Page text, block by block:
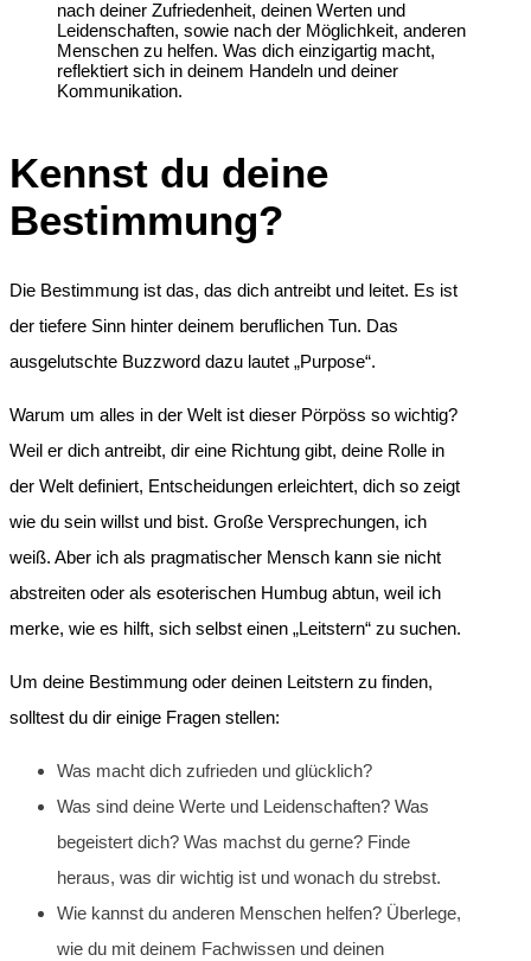
nach deiner Zufriedenheit, deinen Werten und
Leidenschaften, sowie nach der Möglichkeit, anderen
Menschen zu helfen. Was dich einzigartig macht,
reflektiert sich in deinem Handeln und deiner
Kommunikation.
Kennst du deine
Bestimmung?
Die Bestimmung ist das, das dich antreibt und leitet. Es ist
der tiefere Sinn hinter deinem beruflichen Tun. Das
ausgelutschte Buzzword dazu lautet „Purpose“.
Warum um alles in der Welt ist dieser Pörpöss so wichtig?
Weil er dich antreibt, dir eine Richtung gibt, deine Rolle in
der Welt definiert, Entscheidungen erleichtert, dich so zeigt
wie du sein willst und bist. Große Versprechungen, ich
weiß. Aber ich als pragmatischer Mensch kann sie nicht
abstreiten oder als esoterischen Humbug abtun, weil ich
merke, wie es hilft, sich selbst einen „Leitstern“ zu suchen.
Um deine Bestimmung oder deinen Leitstern zu finden,
solltest du dir einige Fragen stellen:
Was macht dich zufrieden und glücklich?
Was sind deine Werte und Leidenschaften? Was
begeistert dich? Was machst du gerne? Finde
heraus, was dir wichtig ist und wonach du strebst.
Wie kannst du anderen Menschen helfen? Überlege,
wie du mit deinem Fachwissen und deinen